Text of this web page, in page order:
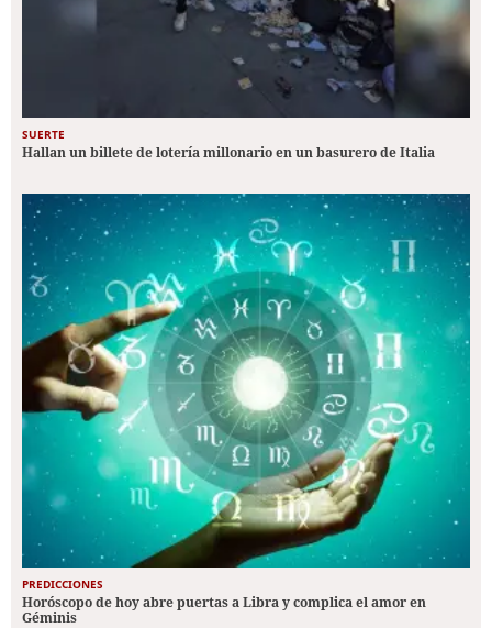
SUERTE
Hallan un billete de lotería millonario en un basurero de Italia
PREDICCIONES
Horóscopo de hoy abre puertas a Libra y complica el amor en
Géminis